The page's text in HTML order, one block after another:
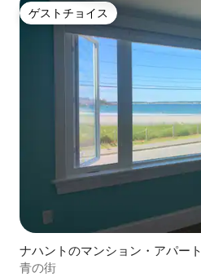
ゲストチョイス
ゲストチョイス
ナハントのマンション・アパート
青の街